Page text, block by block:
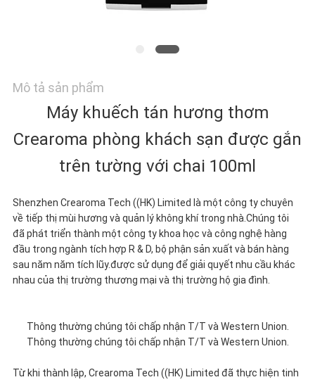
THAM
QUAN
MÁY
KIỂM
SOÁT
CHẤT
LƯỢNG
Mô tả sản phẩm
Máy khuếch tán hương thơm
Crearoma phòng khách sạn được gắn
trên tường với chai 100ml
Shenzhen Crearoma Tech ((HK) Limited là một công ty chuyên
về tiếp thị mùi hương và quản lý không khí trong nhà.Chúng tôi
đã phát triển thành một công ty khoa học và công nghệ hàng
đầu trong ngành tích hợp R & D, bộ phận sản xuất và bán hàng
sau năm năm tích lũy.được sử dụng để giải quyết nhu cầu khác
nhau của thị trường thương mại và thị trường hộ gia đình.
Thông thường chúng tôi chấp nhận T/T và Western Union.
Thông thường chúng tôi chấp nhận T/T và Western Union.
Từ khi thành lập, Crearoma Tech ((HK) Limited đã thực hiện tinh